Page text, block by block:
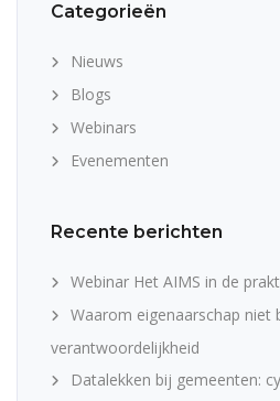
Categorieën
Nieuws
Blogs
Webinars
Evenementen
Recente berichten
Webinar Het AIMS in de
Waarom eigenaarschap niet
verantwoordelijkheid
Datalekken bij gemeenten: